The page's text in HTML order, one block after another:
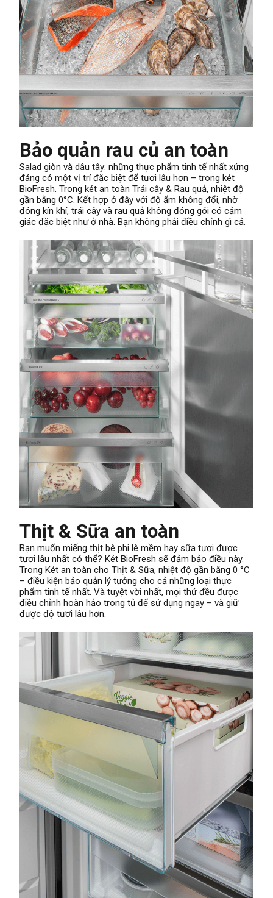
Bảo quản rau củ an toàn
Salad giòn và dâu tây: những thực phẩm tinh tế nhất xứng
đáng có một vị trí đặc biệt để tươi lâu hơn – trong két
BioFresh. Trong két an toàn Trái cây & Rau quả, nhiệt độ
gần bằng 0°C. Kết hợp ở đây với độ ẩm không đổi, nhờ
đóng kín khí, trái cây và rau quả không đóng gói có cảm
giác đặc biệt như ở nhà. Bạn không phải điều chỉnh gì cả.
Thịt & Sữa an toàn
Bạn muốn miếng thịt bê phi lê mềm hay sữa tươi được
tươi lâu nhất có thể? Két BioFresh sẽ đảm bảo điều này.
Trong Két an toàn cho Thịt & Sữa, nhiệt độ gần bằng 0 °C
– điều kiện bảo quản lý tưởng cho cả những loại thực
phẩm tinh tế nhất. Và tuyệt vời nhất, mọi thứ đều được
điều chỉnh hoàn hảo trong tủ để sử dụng ngay – và giữ
được độ tươi lâu hơn.